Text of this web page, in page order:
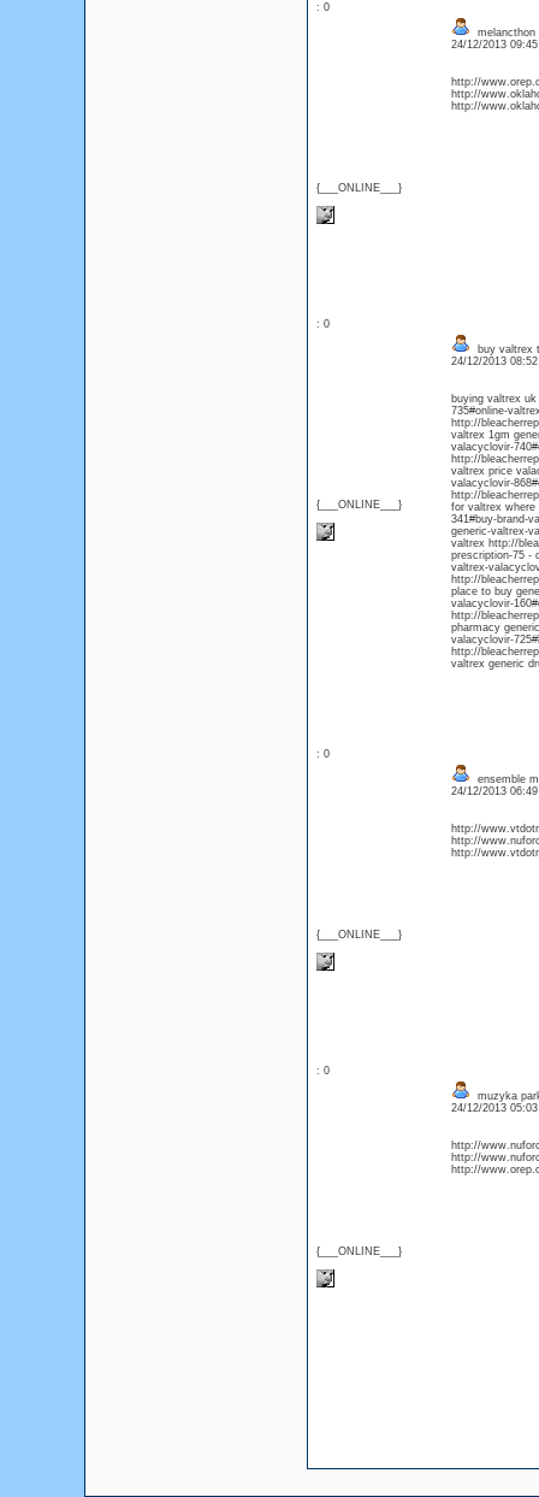
: 0
{___ONLINE___}
melancthon
24/12/2013
http://
http://
http://
: 0
{___ONLINE___}
buy valtrex
24/12/2013
buying valtrex
735#online-
http://
valtrex 1gm
valacyclovir-
http://
valtrex price
valacyclovir-
http://
for valtrex where
341#buy-brand-
generic-valtrex-
valtrex http://
prescription-75 -
valtrex-
http://
place to buy
valacyclovir-
http://
pharmacy
valacyclovir-
http://
valtrex generic
: 0
{___ONLINE___}
ensemble
24/12/2013
http://
http://
http://
: 0
{___ONLINE___}
muzyka
24/12/2013
http://
http://
http://